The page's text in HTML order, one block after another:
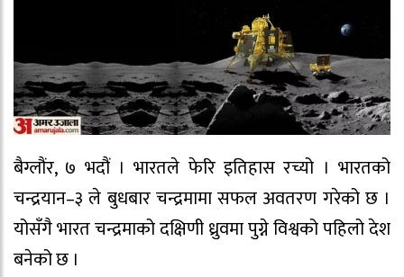
बैग्लौंर, ७ भदौं । भारतले फेरि इतिहास रच्यो । भारतको
चन्द्रयान–३ ले बुधबार चन्द्रमामा सफल अवतरण गरेको छ ।
योसँगै भारत चन्द्रमाको दक्षिणी ध्रुवमा पुग्ने विश्वको पहिलो देश
बनेको छ ।